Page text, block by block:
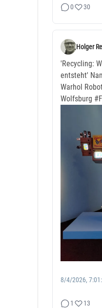
0 30
Holger
'Recycling:
entsteht'
Warhol
Wolfsburg
8/4/2026,
1 13